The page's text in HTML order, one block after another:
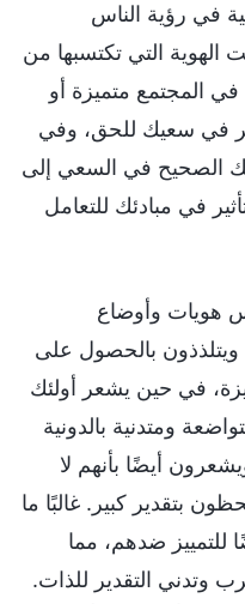
في رؤية الناس
الهوية التي تكتسبها من
المجتمع متميزة أو
في سعيك للحق، وفي
الصحيح في السعي إلى
في مبادئك للتعامل
هويات وأوضاع
ويتلذذون بالحصول على
في حين يشعر أولئك
ومتدنية بالدونية
أيضًا بأنهم لا
بتقدير كبير. غالبًا ما
ضدهم، مما
وتدني التقدير للذات.